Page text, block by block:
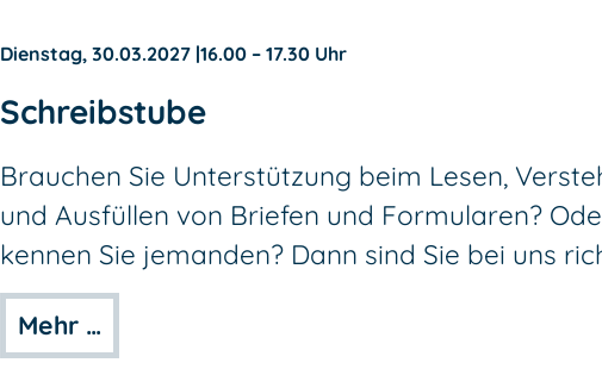
Dienstag, 30.03.2027 |16.00 – 17.30 Uhr
Schreibstube
Brauchen Sie Unterstützung beim Lesen,
und Ausfüllen von Briefen und Formularen?
kennen Sie jemanden? Dann sind Sie bei uns
Mehr …